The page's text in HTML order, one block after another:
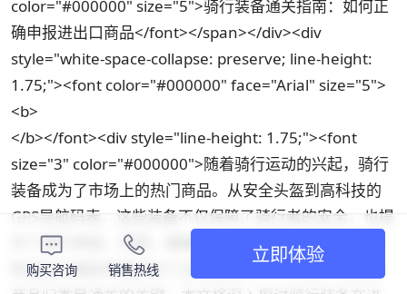
color="#000000" size="5">骑行装备通关指南：如何正
确申报进出口商品</font></span></div><div
style="white-space-collapse: preserve; line-height:
1.75;"><font color="#000000" face="Arial" size="5">
<b>
</b></font><div style="line-height: 1.75;"><font
size="3" color="#000000">随着骑行运动的兴起，骑行
装备成为了市场上的热门商品。从安全头盔到高科技的
GPS导航码表，这些装备不仅保障了骑行者的安全，也提
升了骑行体验。然而，随着国际贸易的增加，骑行装备
的进出口通关申报成为了企业面临的一大挑战。正确的
购买咨询 销售热线
立即体验